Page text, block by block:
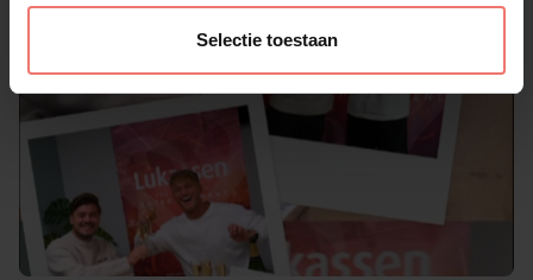
Selectie toestaan